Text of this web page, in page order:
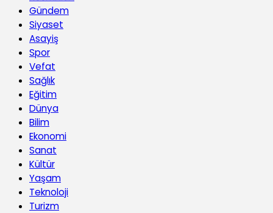
Gündem
Siyaset
Asayiş
Spor
Vefat
Sağlık
Eğitim
Dünya
Bilim
Ekonomi
Sanat
Kültür
Yaşam
Teknoloji
Turizm